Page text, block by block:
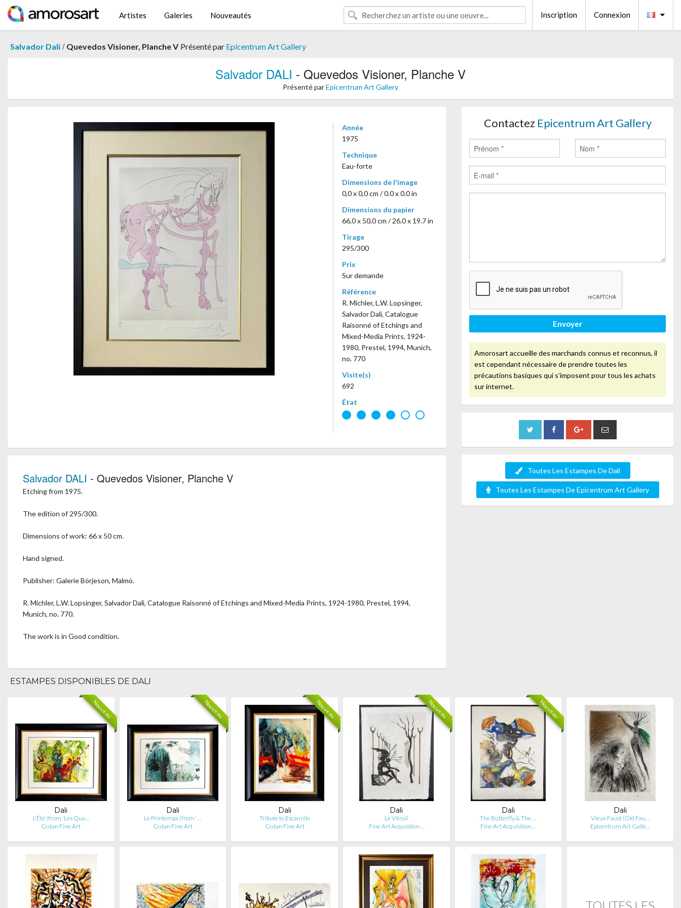
Artistes Galeries Nouveautés Inscription Connexion
Salvador Dali / Quevedos Visioner, Planche V Présenté par Epicentrum Art Gallery
Salvador DALI - Quevedos Visioner, Planche V
Présenté parEpicentrum Art Gallery
Année
1975
Technique
Eau-forte
Dimensions de l'image
0,0 x 0,0 cm / 0.0 x 0.0 in
Dimensions du papier
66,0 x 50,0 cm / 26.0 x 19.7 in
Tirage
295/300
Prix
Sur demande
Référence
R. Michler, L.W. Lopsinger,
Salvador Dalì, Catalogue
Raisonné of Etchings and
Mixed-Media Prints, 1924-
1980, Prestel, 1994, Munich,
no. 770
Visite(s)
692
État
Salvador DALI - Quevedos Visioner, Planche V
Etching from 1975.
The edition of 295/300.
Dimensions of work: 66 x 50 cm.
Hand signed.
Publisher: Galerie Börjeson, Malmö.
R. Michler, L.W. Lopsinger, Salvador Dalì, Catalogue Raisonné of Etchings and Mixed-Media Prints, 1924-1980, Prestel, 1994,
Munich, no. 770.
The work is in Good condition.
Contactez Epicentrum Art Gallery
Envoyer
Amorosart accueille des marchands connus et reconnus, il
est cependant nécessaire de prendre toutes les
précautions basiques qui s’imposent pour tous les achats
sur internet.
Toutes Les Estampes De Dali
Toutes Les Estampes De Epicentrum Art Gallery
ESTAMPES DISPONIBLES DE DALI
Nouveau
Dali
L'Été (from 'Les Qua…
Gutan Fine Art
Nouveau
Dali
Le Printemps (from '…
Gutan Fine Art
Nouveau
Dali
Tribute to Escamillo
Gutan Fine Art
Nouveau
Dali
Le Vitrail
Fine Art Acquisition…
Nouveau
Dali
The Butterfly & The …
Fine Art Acquisition…
Dali
Vieux Faust (Old Fau…
Epicentrum Art Galle…